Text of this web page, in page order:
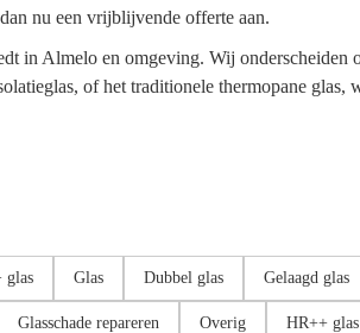
nu een vrijblijvende offerte aan.
in Almelo en omgeving. Wij onderscheiden
of het traditionele thermopane glas,
glas Glas Dubbel glas Gelaagd glas
Glasschade repareren Overig HR++